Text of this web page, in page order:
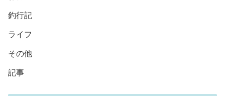
釣行記
ライフ
その他
記事